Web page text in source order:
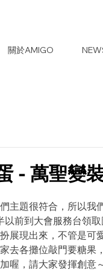
關於AMIGO
- 萬聖變
主題很符合，所以我
前到大會服務台領
展現出來，不管是可
去各攤位敲門要糖果
喔，請大家發揮創意